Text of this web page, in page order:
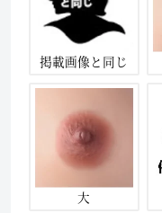
掲載画像と同じ
大